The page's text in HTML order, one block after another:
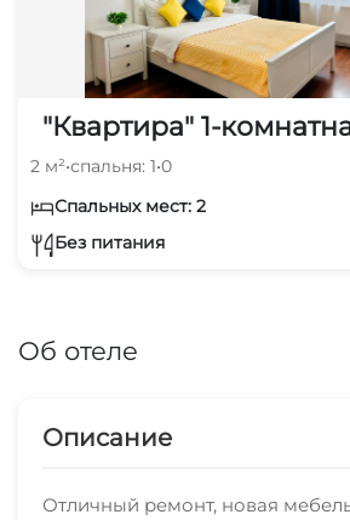
"Квартира" 1-
2 м²•спальня: 1•0
Спальных мест: 2
Без питания
Об отеле
Описание
Отличный ремонт, новая